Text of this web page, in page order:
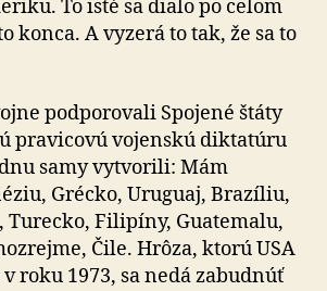
To isté sa dialo po celom
konca. A vyzerá to tak, že sa to
podporovali Spojené štáty
pra­vi­covú vojenskú diktatúru
samy vytvorili: Mám
Grécko, Uruguaj, Brazíliu,
Turecko, Fili­píny, Gua­te­malu,
Čile. Hrôza, ktorú USA
roku 1973, sa nedá zabudnúť